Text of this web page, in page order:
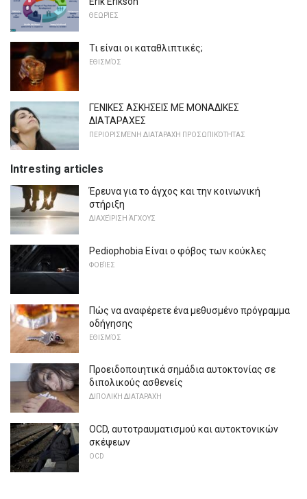
ΘΕΩΡΊΕΣ
Τι είναι οι καταθλιπτικές;
ΕΘΙΣΜΌΣ
ΓΕΝΙΚΕΣ ΑΣΚΗΣΕΙΣ ΜΕ ΜΟΝΑΔΙΚΕΣ
ΔΙΑΤΑΡΑΧΕΣ
ΠΕΡΙΟΡΙΣΜΈΝΗ ΔΙΑΤΑΡΑΧΉ ΠΡΟΣΩΠΙΚΌΤΗΤΑΣ
Intresting articles
Έρευνα για το άγχος και την κοινωνική
στήριξη
ΔΙΑΧΕΊΡΙΣΗ ΆΓΧΟΥΣ
Pediophobia Είναι ο φόβος των κούκλες
ΦΟΒΊΕΣ
Πώς να αναφέρετε ένα μεθυσμένο πρόγραμμα
οδήγησης
ΕΘΙΣΜΌΣ
Προειδοποιητικά σημάδια αυτοκτονίας σε
διπολικούς ασθενείς
ΔΙΠΟΛΙΚΉ ΔΙΑΤΑΡΑΧΉ
OCD, αυτοτραυματισμού και αυτοκτονικών
σκέψεων
OCD